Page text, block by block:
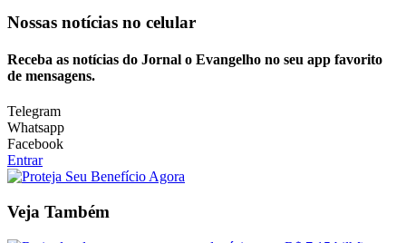
Nossas notícias no celular
Receba as notícias do Jornal o Evangelho no seu app favorito
de mensagens.
Telegram
Whatsapp
Facebook
Entrar
Veja Também